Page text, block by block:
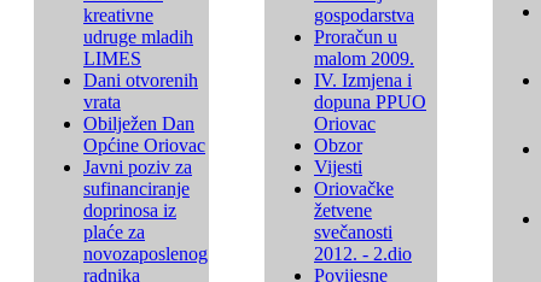
kreativne
udruge mladih
LIMES
Dani otvorenih
vrata
Obilježen Dan
Općine Oriovac
Javni poziv za
sufinanciranje
doprinosa iz
plaće za
novozaposlenog
radnika
gospodarstva
Proračun u
malom 2009.
IV. Izmjena i
dopuna PPUO
Oriovac
Obzor
Vijesti
Oriovačke
žetvene
svečanosti
2012. - 2.dio
Povijesne